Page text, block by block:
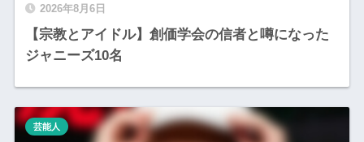
2026年8月6日
【宗教とアイドル】創価学会の信者と噂になった
ジャニーズ10名
芸能人